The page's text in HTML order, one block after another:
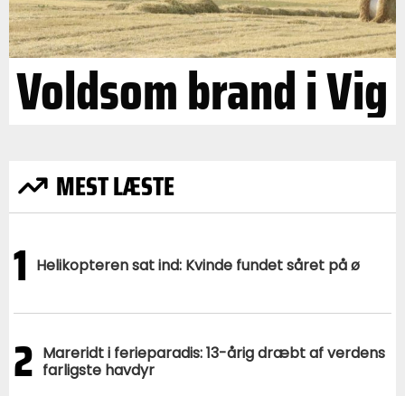
Voldsom brand i Vig
MEST LÆSTE
1 Helikopteren sat ind: Kvinde fundet såret på ø
2 Mareridt i ferieparadis: 13-årig dræbt af verdens
farligste havdyr